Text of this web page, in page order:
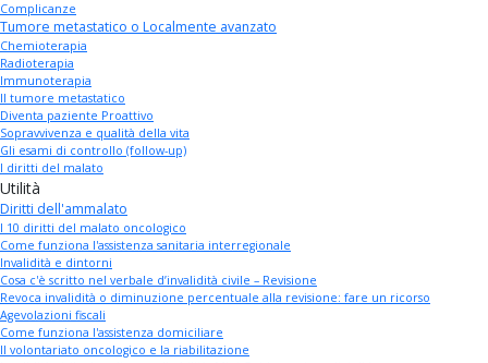
Complicanze
Tumore metastatico o Localmente avanzato
Chemioterapia
Radioterapia
Immunoterapia
Il tumore metastatico
Diventa paziente Proattivo
Sopravvivenza e qualità della vita
Gli esami di controllo (follow-up)
I diritti del malato
Utilità
Diritti dell'ammalato
I 10 diritti del malato oncologico
Come funziona l'assistenza sanitaria interregionale
Invalidità e dintorni
Cosa c'è scritto nel verbale d’invalidità civile – Revisione
Revoca invalidità o diminuzione percentuale alla revisione: fare un ricorso
Agevolazioni fiscali
Come funziona l'assistenza domiciliare
Il volontariato oncologico e la riabilitazione